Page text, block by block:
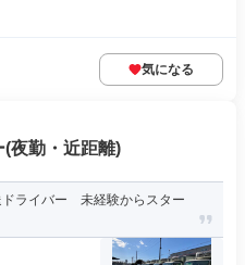
気になる
夜勤・近距離)
ドライバー 未経験からスター